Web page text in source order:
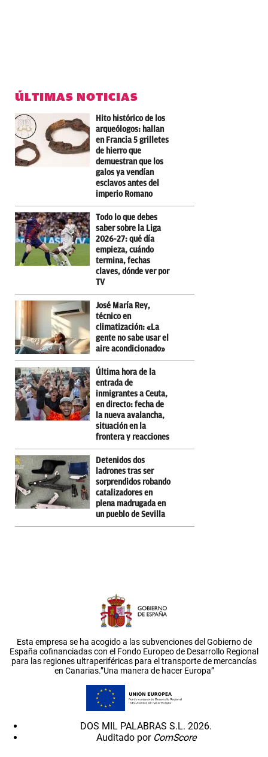
ÚLTIMAS NOTICIAS
Hito histórico de los
arqueólogos: hallan
en Francia 5 grilletes
de hierro que
demuestran que los
galos ya vendían
esclavos antes del
imperio Romano
Todo lo que debes
saber sobre la Liga
2026-27: qué día
empieza, cuándo
termina, fechas
claves, dónde ver por
TV
José María Rey,
técnico en
climatización: «La
gente no sabe usar el
aire acondicionado»
Última hora de la
entrada de
inmigrantes a Ceuta,
en directo: fecha de
la nueva avalancha,
situación en la
frontera y reacciones
Detenidos dos
ladrones tras ser
sorprendidos robando
catalizadores en
plena madrugada en
un pueblo de Sevilla
Esta empresa se ha acogido a las subvenciones del Gobierno de
España cofinanciadas con el Fondo Europeo de Desarrollo Regional
para las regiones ultraperiféricas para el transporte de mercancías
en Canarias.”Una manera de hacer Europa”
DOS MIL PALABRAS S.L. 2026.
Auditado por ComScore